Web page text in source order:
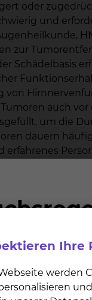
oder
und
zur
Schädelbasis
von
auch
um die
dauern
erfahrenes
hindurch,
Ihre
werden